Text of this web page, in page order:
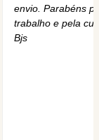
envio. Parabéns
trabalho e pela
Bjs